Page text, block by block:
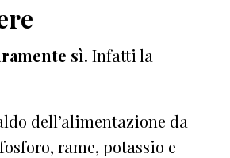
sì. Infatti la
dell’alimentazione da
rame, potassio e